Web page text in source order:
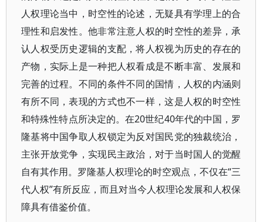
人权理论当中，时空性的论述，无疑具有学理上的合
理性和启发性。他非常注意人权的时空性的差异，承
认人权受历史逻辑的支配，将人权视为历史的存在的
产物，实际上是一种把人权看成是不断丰富、发展和
完善的过程。不同的条件不同的国情，人权的内涵则
有所不同，表现的方式也不一样，这是人权的时空性
和特殊性特点所决定的。在20世纪40年代的中国，罗
隆基将中国争取人权锁定为反对国民党的独裁统治，
主张开放党争，实现民主政治，对于当时国人的觉醒
自有其作用。罗隆基人权理论的时空观点，不仅在“三
代人权”有所反应，而且对当今人权理论发展和人权保
障具有借鉴价值。